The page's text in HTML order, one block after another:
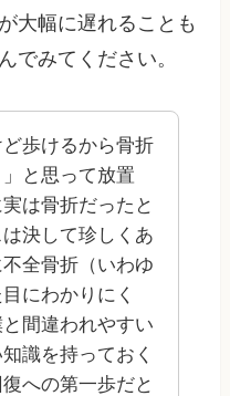
大幅に遅れることも
でみてください。
ど歩けるから骨折
と思って放置
は骨折だったと
決して珍しくあ
全骨折（いわゆ
にわかりにく
間違われやすい
識を持っておく
への第一歩だと